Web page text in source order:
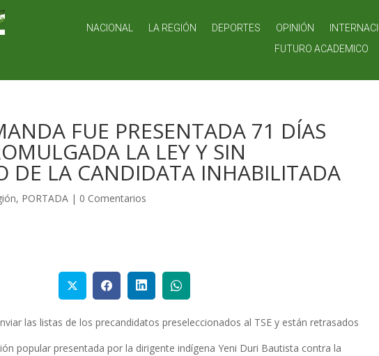
NACIONAL LA REGIÓN DEPORTES OPINIÓN
FUTURO ACADEMICO
FUE PRESENTADA 71 DÍAS
LA LEY Y SIN
DE LA CANDIDATA INHABILITADA
, PORTADA | 0 Comentarios
las listas de los precandidatos preseleccionados al TSE y están retrasados
popular presentada por la dirigente indígena Yeni Duri Bautista contra la